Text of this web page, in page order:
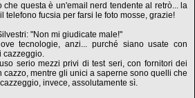
che questa è un'email nerd tendente al retrò... la
telefono fucsia per farsi le foto mosse, grazie!
"Non mi giudicate male!"
tecnologie, anzi... purché siano usate con
cazzeggio.
serio mezzi privi di test seri, con fornitori dei
mentre gli unici a saperne sono quelli che
invece, assolutamente sì.